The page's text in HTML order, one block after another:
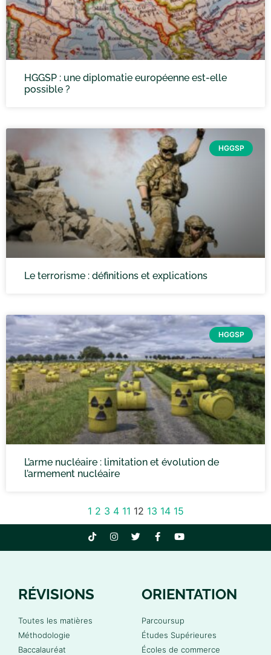
HGGSP : une diplomatie européenne est-elle
possible ?
HGGSP
Le terrorisme : définitions et explications
HGGSP
L’arme nucléaire : limitation et évolution de
l’armement nucléaire
1 2 3 4 11 12 13 14 15
RÉVISIONS
Toutes les matières
Méthodologie
Baccalauréat
ORIENTATION
Parcoursup
Études Supérieures
Écoles de commerce